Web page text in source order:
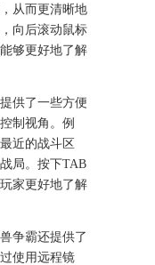
从而更清晰地
向后滚动鼠标
够更好地了解
供了一些方便
制视角。例
近的战斗区
局。按下TAB
家更好地了解
争霸还提供了
使用远程镜